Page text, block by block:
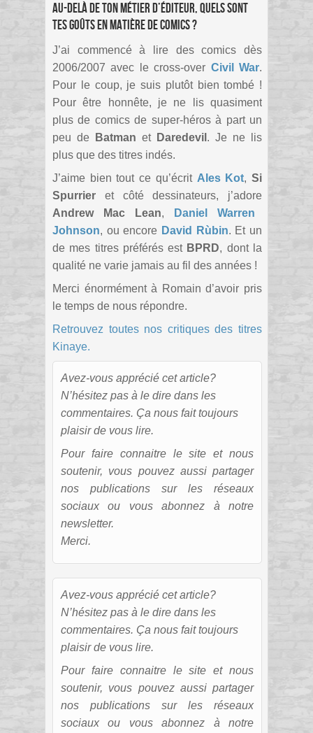
Au-delà de ton métier d’éditeur, quels sont
tes goûts en matière de comics ?
J’ai commencé à lire des comics dès
2006/2007 avec le cross-over Civil War.
Pour le coup, je suis plutôt bien tombé !
Pour être honnête, je ne lis quasiment
plus de comics de super-héros à part un
peu de
Batman et Daredevil . Je ne lis
plus que des titres indés.
J’aime bien tout ce qu’écrit Ales Kot,Si
Spurrier et côté dessinateurs, j’adore
Andrew Mac Lean,
Daniel Warren
Johnson, ou encore David Rùbin. Et un
de mes titres préférés est BPRD, dont la
qualité ne varie jamais au fil des années !
Merci énormément à Romain d’avoir pris
le temps de nous répondre.
Retrouvez toutes nos critiques des titres
Kinaye.
Avez-vous apprécié cet article?
N’hésitez pas à le dire dans les
commentaires. Ça nous fait toujours
plaisir de vous lire.
Pour faire connaitre le site et nous
soutenir, vous pouvez aussi partager
nos publications sur les réseaux
sociaux ou vous abonnez à notre
newsletter.
Merci.
Avez-vous apprécié cet article?
N’hésitez pas à le dire dans les
commentaires. Ça nous fait toujours
plaisir de vous lire.
Pour faire connaitre le site et nous
soutenir, vous pouvez aussi partager
nos publications sur les réseaux
sociaux ou vous abonnez à notre